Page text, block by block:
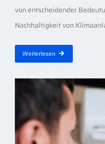
1. Einleitung In der Kälte-
von entscheidender
Weiterlesen